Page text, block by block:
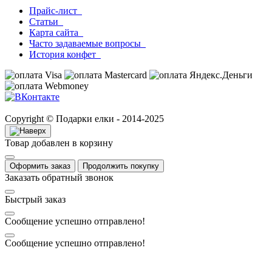
Прайс-лист
Статьи
Карта сайта
Часто задаваемые вопросы
История конфет
Copyright © Подарки елки - 2014-2025
Товар добавлен в корзину
Оформить заказ Продолжить покупку
Заказать обратный звонок
Быстрый заказ
Сообщение успешно отправлено!
Сообщение успешно отправлено!